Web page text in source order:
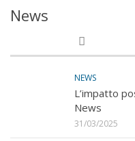
News
NEWS
L’impatto
News
31/03/2025